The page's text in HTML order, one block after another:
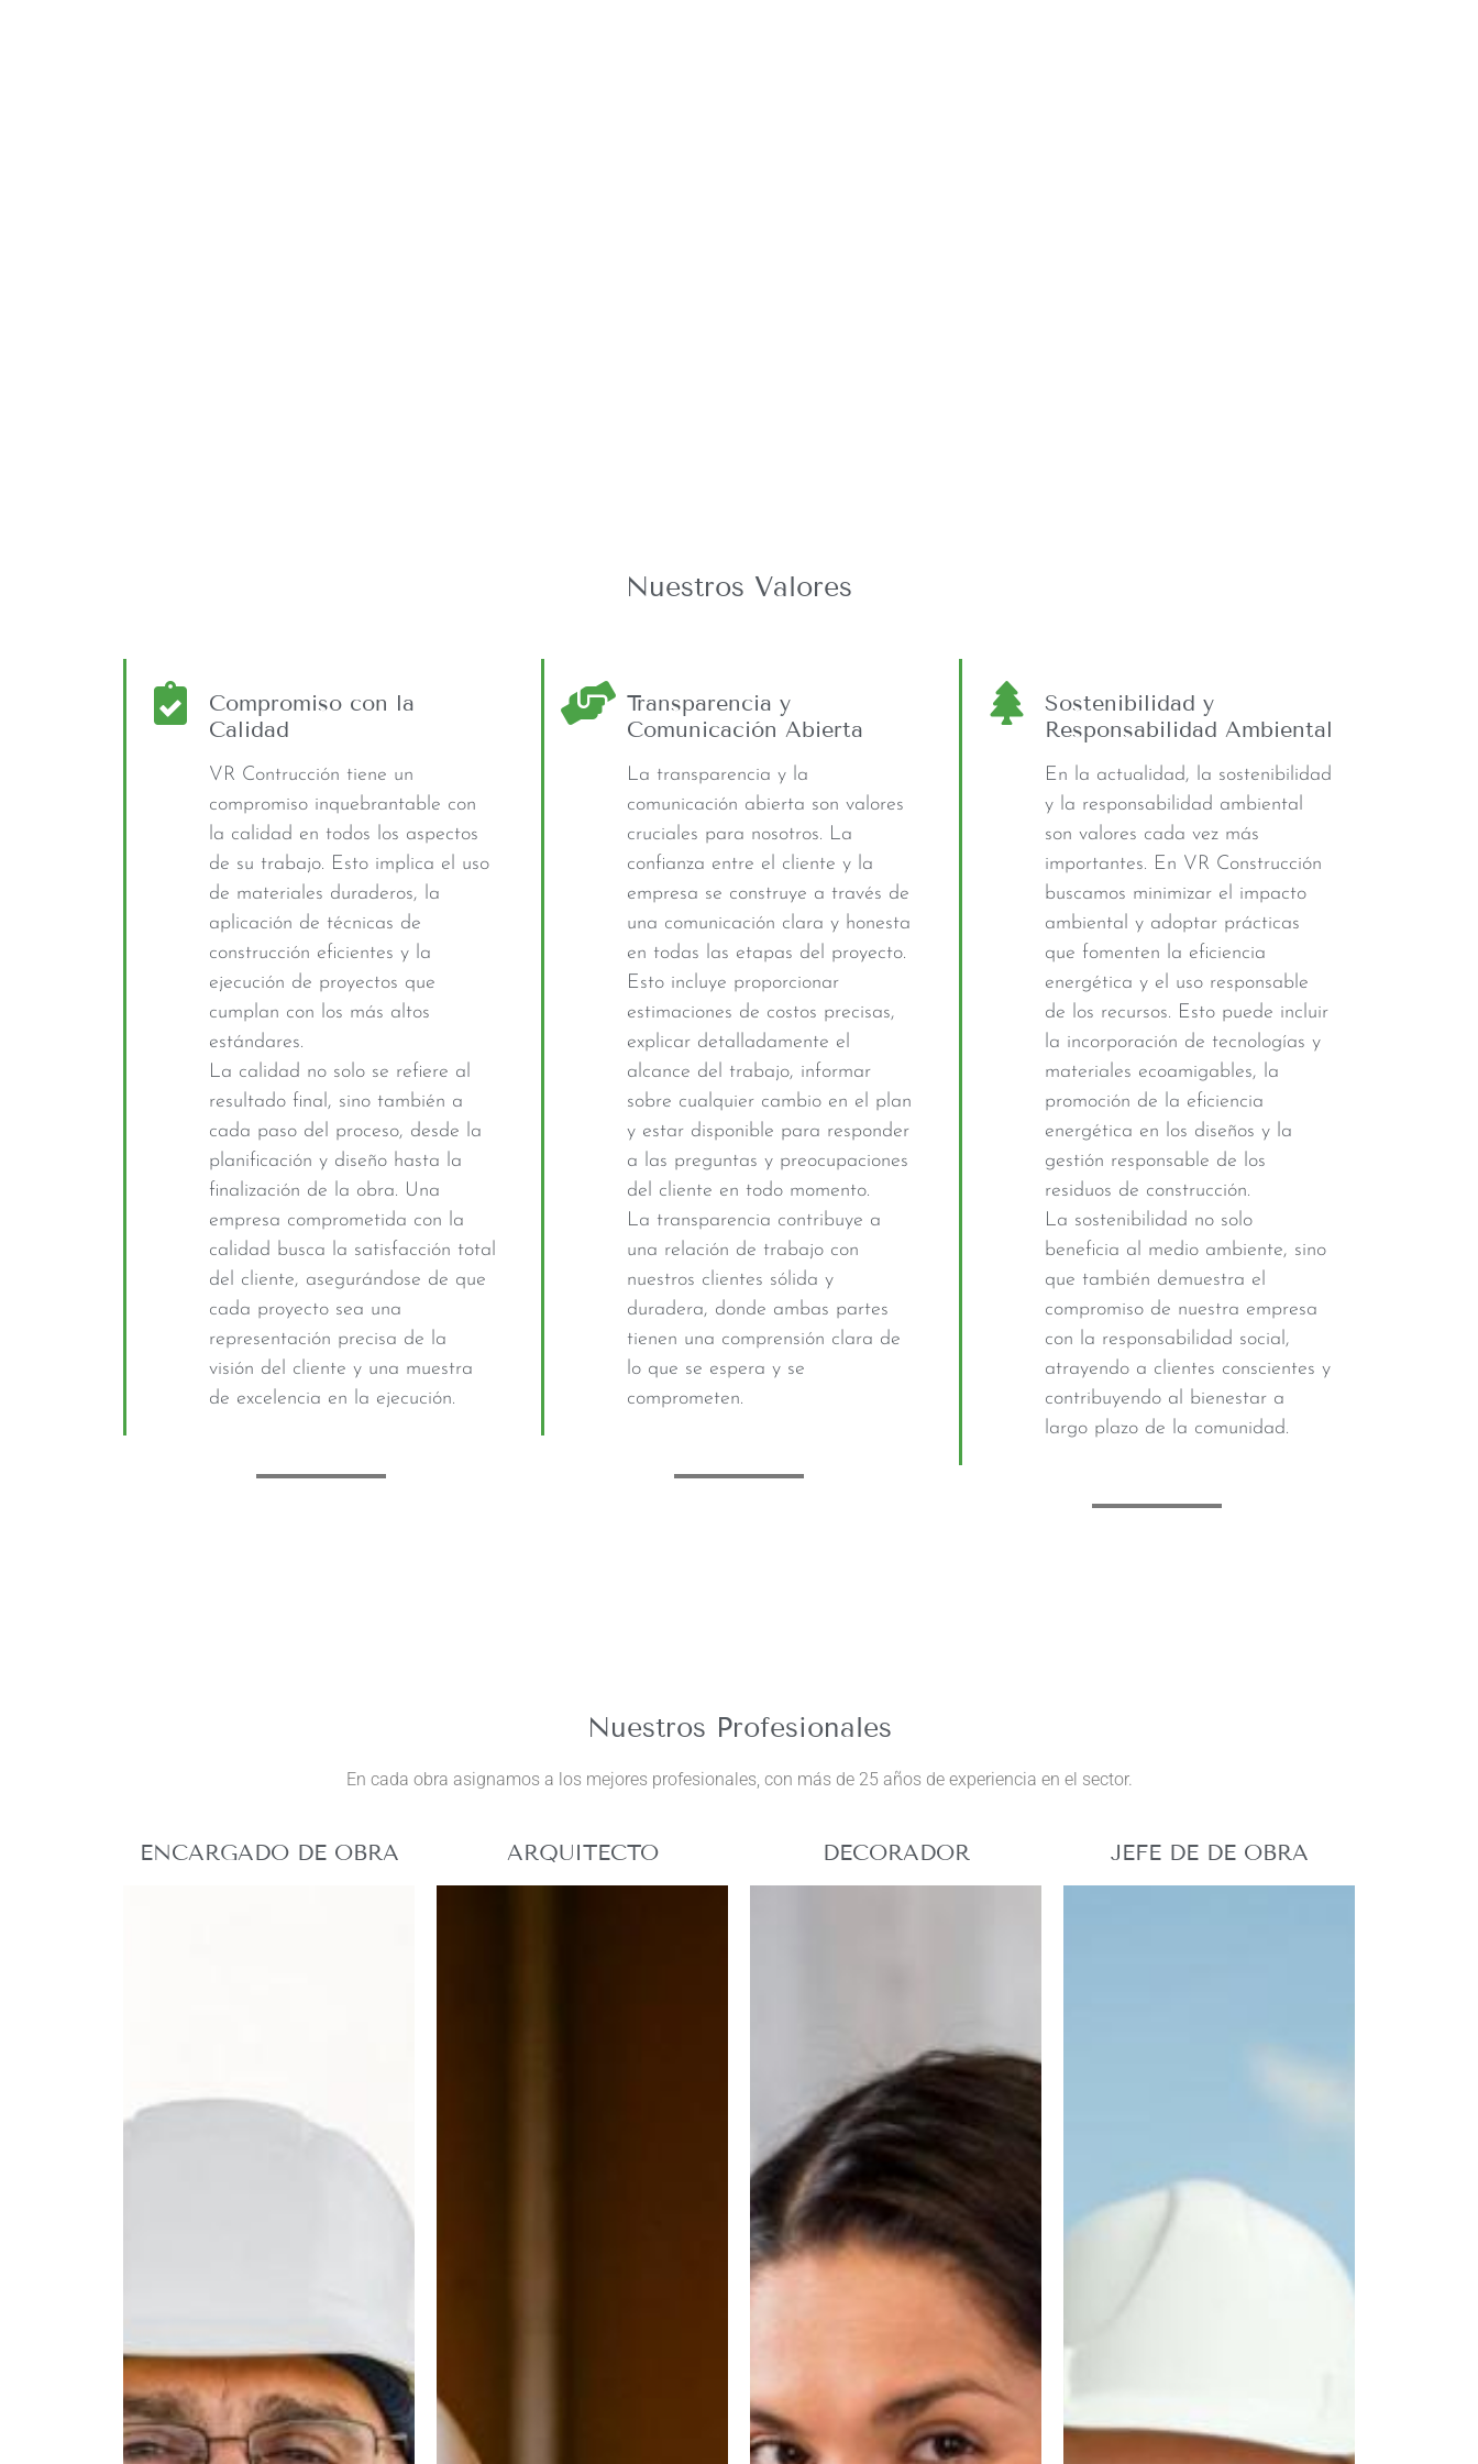
Nuestros Valores
Compromiso con la
Calidad
VR Contrucción tiene un
compromiso inquebrantable con
la calidad en todos los aspectos
de su trabajo. Esto implica el uso
de materiales duraderos, la
aplicación de técnicas de
construcción eficientes y la
ejecución de proyectos que
cumplan con los más altos
estándares.
La calidad no solo se refiere al
resultado final, sino también a
cada paso del proceso, desde la
planificación y diseño hasta la
finalización de la obra. Una
empresa comprometida con la
calidad busca la satisfacción total
del cliente, asegurándose de que
cada proyecto sea una
representación precisa de la
visión del cliente y una muestra
de excelencia en la ejecución.
Transparencia y
Comunicación Abierta
La transparencia y la
comunicación abierta son valores
cruciales para nosotros. La
confianza entre el cliente y la
empresa se construye a través de
una comunicación clara y honesta
en todas las etapas del proyecto.
Esto incluye proporcionar
estimaciones de costos precisas,
explicar detalladamente el
alcance del trabajo, informar
sobre cualquier cambio en el plan
y estar disponible para responder
a las preguntas y preocupaciones
del cliente en todo momento.
La transparencia contribuye a
una relación de trabajo con
nuestros clientes sólida y
duradera, donde ambas partes
tienen una comprensión clara de
lo que se espera y se
comprometen.
Sostenibilidad y
Responsabilidad Ambiental
En la actualidad, la sostenibilidad
y la responsabilidad ambiental
son valores cada vez más
importantes. En VR Construcción
buscamos minimizar el impacto
ambiental y adoptar prácticas
que fomenten la eficiencia
energética y el uso responsable
de los recursos. Esto puede incluir
la incorporación de tecnologías y
materiales ecoamigables, la
promoción de la eficiencia
energética en los diseños y la
gestión responsable de los
residuos de construcción.
La sostenibilidad no solo
beneficia al medio ambiente, sino
que también demuestra el
compromiso de nuestra empresa
con la responsabilidad social,
atrayendo a clientes conscientes y
contribuyendo al bienestar a
largo plazo de la comunidad.
Nuestros Profesionales
En cada obra asignamos a los mejores profesionales, con más de 25 años de experiencia en el sector.
ENCARGADO DE OBRA ARQUITECTO DECORADOR JEFE DE DE OBRA